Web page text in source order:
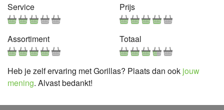
Service Prijs
Assortiment Totaal
Heb je zelf ervaring met Gorillas? Plaats dan ook jouw
mening. Alvast bedankt!